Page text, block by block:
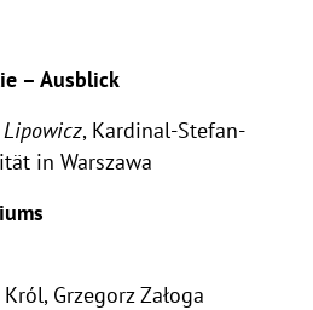
– Ausblick
Lipowicz, Kardinal-Stefan-
in Warszawa
Grzegorz Załoga